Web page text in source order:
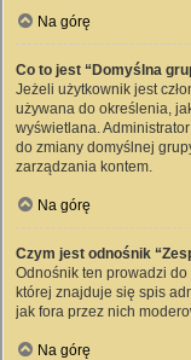
Na górę
Co to jest “Domyślna
Jeżeli użytkownik jest
używana do określenia,
wyświetlana.
do zmiany domyślnej
zarządzania kontem.
Na górę
Czym jest odnośnik
Odnośnik ten prowadzi
której znajduje się spis
jak fora przez nich
Na górę